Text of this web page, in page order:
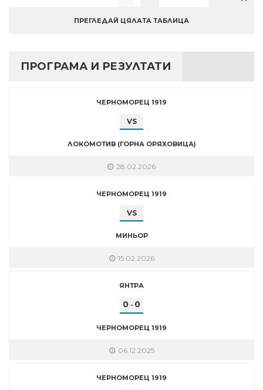
ПРЕГЛЕДАЙ ЦЯЛАТА ТАБЛИЦА
ПРОГРАМА И РЕЗУЛТАТИ
ЧЕРНОМОРЕЦ 1919
VS
ЛОКОМОТИВ (ГОРНА ОРЯХОВИЦА)
28.02.2026
ЧЕРНОМОРЕЦ 1919
VS
МИНЬОР
15.02.2026
ЯНТРА
0 - 0
ЧЕРНОМОРЕЦ 1919
06.12.2025
ЧЕРНОМОРЕЦ 1919